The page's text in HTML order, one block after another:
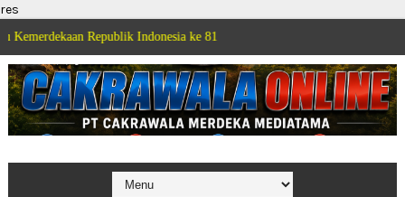
res
Republik Indonesia ke 81